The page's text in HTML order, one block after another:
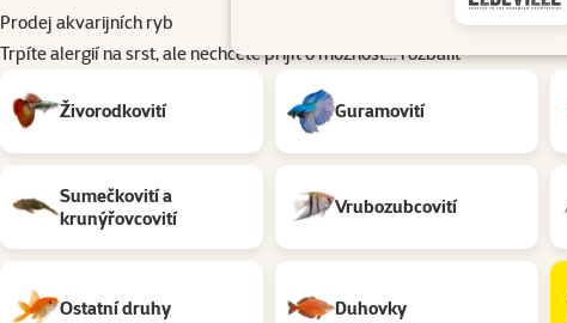
Prodej akvarijních ryb
Trpíte alergií na srst, ale nechcete přijít o možnost…rozbalit
Živorodkovití
Guramovití
Sumečkovití a
krunýřovcovití
Vrubozubcovití
Ostatní druhy Duhovky